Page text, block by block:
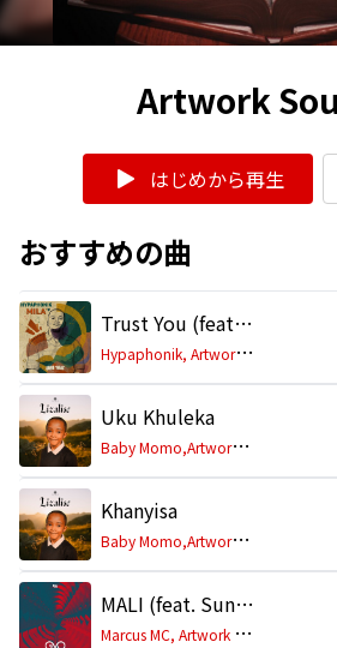
Artwork
はじめから再生
おすすめの曲
Trust You (feat. Tye Waves)
H
ypaphonik, Artwork Sounds
Uku Khuleka
B
aby Momo,Artwork Sounds,Ciniso
Khanyisa
B
aby Momo,Artwork Sounds
MALI (feat. Sundile & Dark Horse)
M
arcus MC, Artwork Sounds, Essa Kay